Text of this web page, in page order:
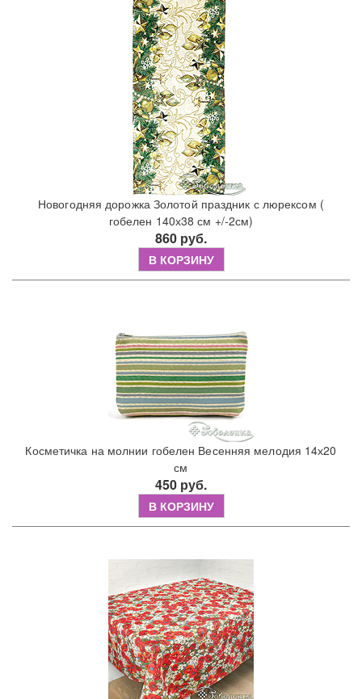
Новогодняя дорожка Золотой праздник с люрексом (
гобелен 140х38 см +/-2см)
860 руб.
В КОРЗИНУ
Косметичка на молнии гобелен Весенняя мелодия 14х20
см
450 руб.
В КОРЗИНУ